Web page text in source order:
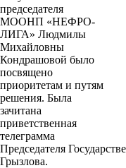
председателя
МООНП «НЕФРО-
ЛИГА» Людмилы
Михайловны
Кондрашовой было
посвящено
приоритетам и путям
решения. Была
зачитана
приветственная
телеграмма
Председателя
Грызлова.